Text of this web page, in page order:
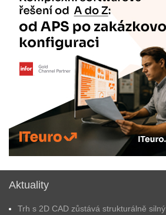
Aktuality
Trh s 2D CAD zůstává strukturálně silný